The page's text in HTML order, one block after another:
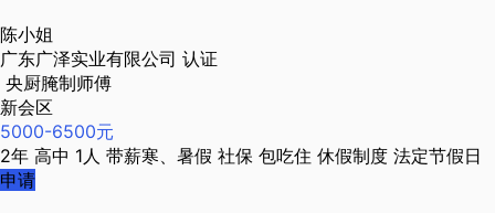
陈小姐
广东广泽实业有限公司 认证
央厨腌制师傅
新会区
5000-6500元
2年 高中 1人 带薪寒、暑假 社保 包吃住 休假制度 法定节假日
申请